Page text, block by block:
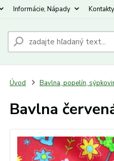
Informácie, Nápady Kontakty
Úvod Bavlna, popelín,
Bavlna